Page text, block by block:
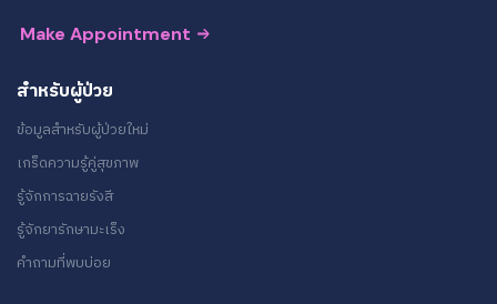
Make Appointment
สำหรับผู้ป่วย
ข้อมูลสำหรับผู้ป่วยใหม่
เกร็ดความรู้คู่สุขภาพ
รู้จักการฉายรังสี
รู้จักยารักษามะเร็ง
คำถามที่พบบ่อย